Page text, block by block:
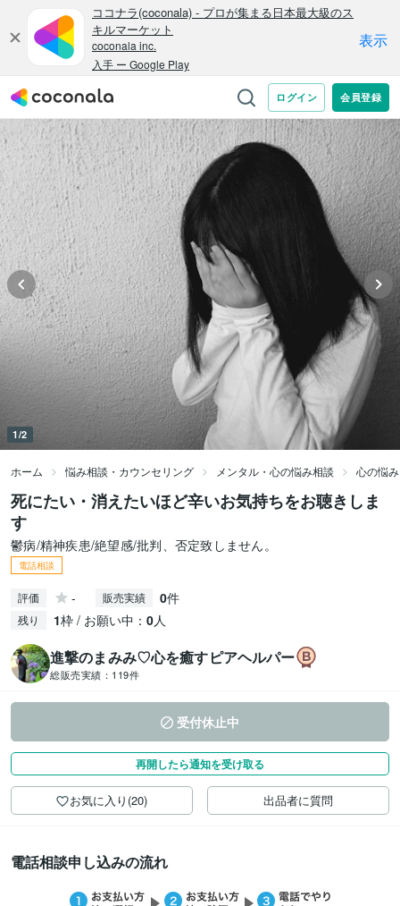
1/2
ホーム 悩み相談・カウンセリング メンタル・心の悩み相談 心の悩
死にたい・消えたいほど辛いお気持ちをお聴きしま
す
鬱病/精神疾患/絶望感/批判、否定致しません。
電話相談
評価 - 販売実績 0件
残り 1枠 / お願い中： 0人
進撃のまみみ♡心を癒すピアヘルパー
総販売実績： 119件
受付休止中
再開したら通知を受け取る
お気に入り(20) 出品者に質問
電話相談申し込みの流れ